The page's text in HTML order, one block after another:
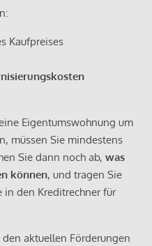
Kaufpreises
Eigentumswohnung um
müssen Sie mindestens
Sie dann noch ab, was
können, und tragen Sie
in den Kreditrechner für
aktuellen Förderungen